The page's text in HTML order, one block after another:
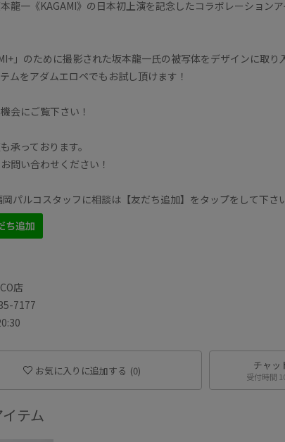
龍一《KAGAMI》の日本初上演を記念したコラボレーション
」のために撮影された坂本龍一氏の被写体をデザインに取り
ムをアダムエロペでもお試し頂けます！
会にご覧下さい！
承っております。
問い合わせください！
岡パルコスタッフに相談は【友だち追加】をタップをして下さ
店
7177
お気に入りに追加する (0) チャッ
受付時間
テム